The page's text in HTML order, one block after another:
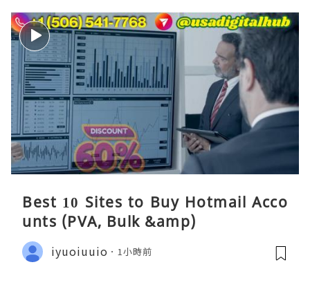
Best 10 Sites to Buy Hotmail Acco
unts (PVA, Bulk &amp)
iyuoiuuio 1小時前